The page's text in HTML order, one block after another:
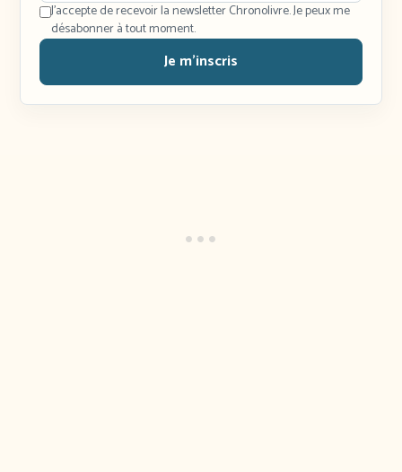
J'accepte de recevoir la newsletter Chronolivre. Je peux me
désabonner à tout moment.